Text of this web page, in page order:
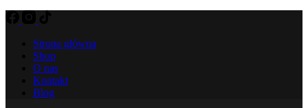
Strona główna
Shop
O nas
Kontakt
Blog